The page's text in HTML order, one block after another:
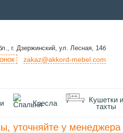
г. Дзержинский, ул. Лесная, 14б
zakaz@akkord-mebel.com
Кресла
Кушетки и
тахты
уточняйте у